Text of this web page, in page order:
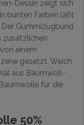
Dessin zeigt sich
bunten Farben läßt
Der Gummizugbund
zusätzlichen
einem
gesetzt. Weich
aus Baumwoll-
für die
50%